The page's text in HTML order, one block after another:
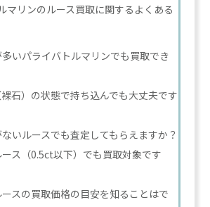
マリンのルース買取に関するよくある
多いパライバトルマリンでも買取でき
石）の状態で持ち込んでも大丈夫です
いルースでも査定してもらえますか？
ース（0.5ct以下）でも買取対象です
ースの買取価格の目安を知ることはで